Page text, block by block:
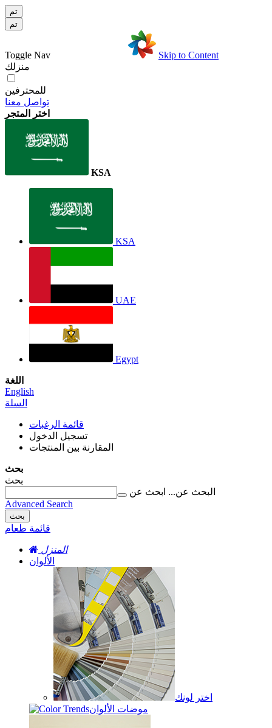
تم
تم
Toggle Nav
Skip to Content
منزلك
للمحترفين
تواصل معنا
اختر المتجر
KSA
KSA
UAE
Egypt
اللغة
English
السلة
قائمة الرغبات
تسجيل الدخول
المقارنة بين المنتجات
بحث
بحث
البحث عن... ابحث عن
Advanced Search
بحث
قائمة طعام
المنزل
الألوان
اختر لونك
موضات الألوان